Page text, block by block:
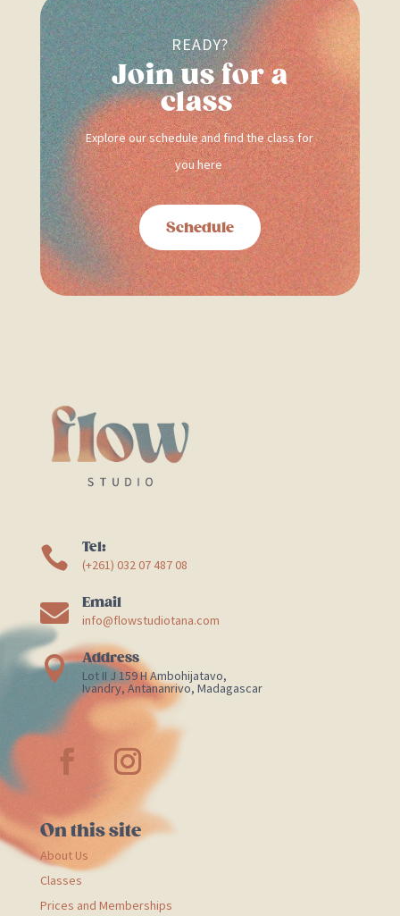
READY?
Join us for a
class
Explore our schedule and find the class for
you here
Schedule
 Tel:
(+261) 032 07 487 08
 Email
info@flowstudiotana.com
 Address
Lot II J 159 H Ambohijatavo,
Ivandry, Antananrivo, Madagascar
On this site
About Us
Classes
Prices and Memberships